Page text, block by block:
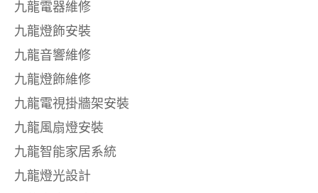
九龍電器維修
九龍燈飾安裝
九龍音響維修
九龍燈飾維修
九龍電視掛牆架安裝
九龍風扇燈安裝
九龍智能家居系統
九龍燈光設計